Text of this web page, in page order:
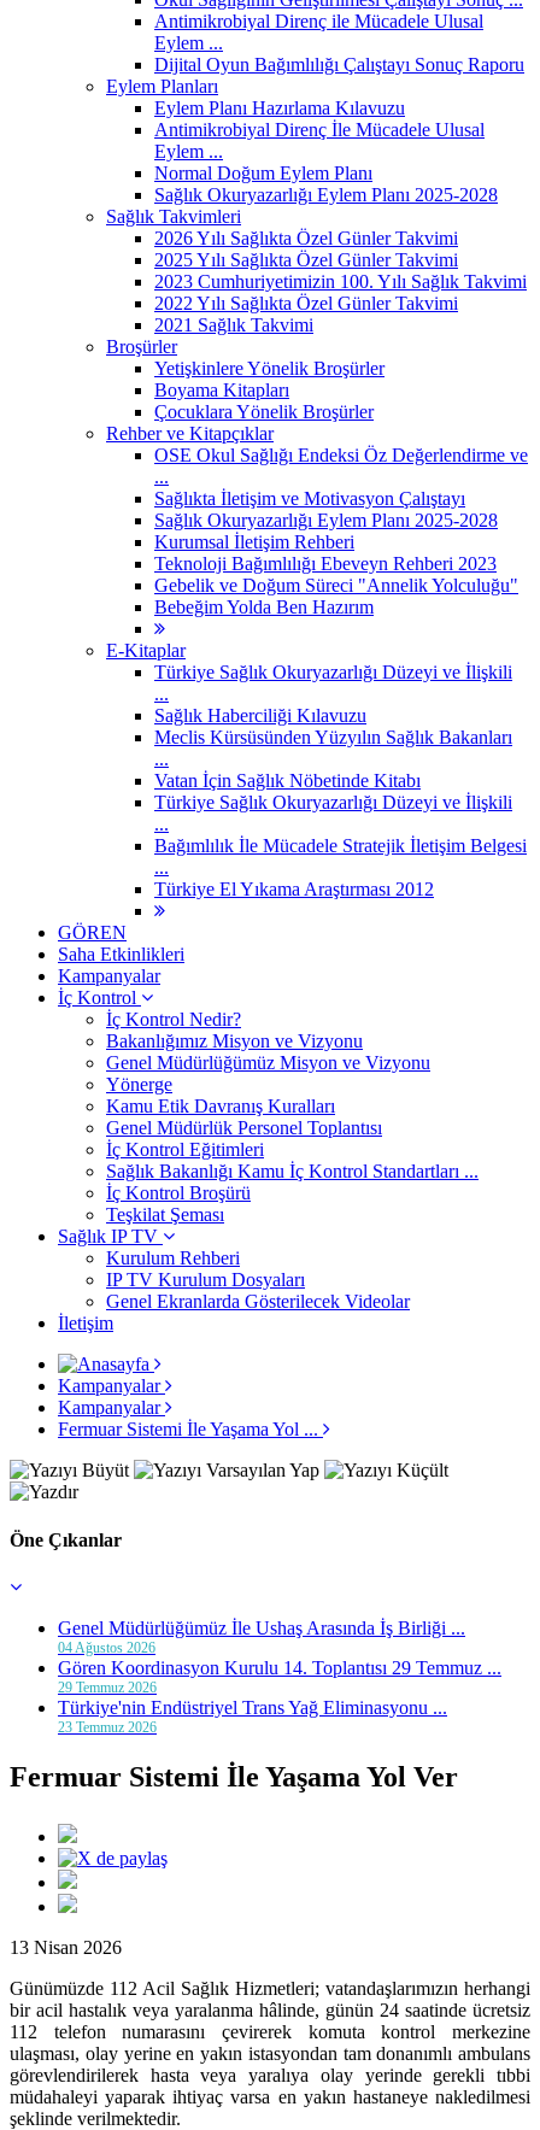
Antimikrobiyal Direnç ile Mücadele Ulusal
Eylem ...
Dijital Oyun Bağımlılığı Çalıştayı Sonuç Raporu
Eylem Planları
Eylem Planı Hazırlama Kılavuzu
Antimikrobiyal Direnç İle Mücadele Ulusal
Eylem ...
Normal Doğum Eylem Planı
Sağlık Okuryazarlığı Eylem Planı 2025-2028
Sağlık Takvimleri
2026 Yılı Sağlıkta Özel Günler Takvimi
2025 Yılı Sağlıkta Özel Günler Takvimi
2023 Cumhuriyetimizin 100. Yılı Sağlık Takvimi
2022 Yılı Sağlıkta Özel Günler Takvimi
2021 Sağlık Takvimi
Broşürler
Yetişkinlere Yönelik Broşürler
Boyama Kitapları
Çocuklara Yönelik Broşürler
Rehber ve Kitapçıklar
OSE Okul Sağlığı Endeksi Öz Değerlendirme ve
...
Sağlıkta İletişim ve Motivasyon Çalıştayı
Sağlık Okuryazarlığı Eylem Planı 2025-2028
Kurumsal İletişim Rehberi
Teknoloji Bağımlılığı Ebeveyn Rehberi 2023
Gebelik ve Doğum Süreci "Annelik Yolculuğu"
Bebeğim Yolda Ben Hazırım
E-Kitaplar
Türkiye Sağlık Okuryazarlığı Düzeyi ve İlişkili
...
Sağlık Haberciliği Kılavuzu
Meclis Kürsüsünden Yüzyılın Sağlık Bakanları
...
Vatan İçin Sağlık Nöbetinde Kitabı
Türkiye Sağlık Okuryazarlığı Düzeyi ve İlişkili
...
Bağımlılık İle Mücadele Stratejik İletişim Belgesi
...
Türkiye El Yıkama Araştırması 2012
GÖREN
Saha Etkinlikleri
Kampanyalar
İç Kontrol
İç Kontrol Nedir?
Bakanlığımız Misyon ve Vizyonu
Genel Müdürlüğümüz Misyon ve Vizyonu
Yönerge
Kamu Etik Davranış Kuralları
Genel Müdürlük Personel Toplantısı
İç Kontrol Eğitimleri
Sağlık Bakanlığı Kamu İç Kontrol Standartları ...
İç Kontrol Broşürü
Teşkilat Şeması
Sağlık IP TV
Kurulum Rehberi
IP TV Kurulum Dosyaları
Genel Ekranlarda Gösterilecek Videolar
İletişim
Kampanyalar
Kampanyalar
Fermuar Sistemi İle Yaşama Yol ...
Öne Çıkanlar
Genel Müdürlüğümüz İle Ushaş Arasında İş Birliği ...
04 Ağustos 2026
Gören Koordinasyon Kurulu 14. Toplantısı 29 Temmuz ...
29 Temmuz 2026
Türkiye'nin Endüstriyel Trans Yağ Eliminasyonu ...
23 Temmuz 2026
Fermuar Sistemi İle Yaşama Yol Ver
13 Nisan 2026
Günümüzde 112 Acil Sağlık Hizmetleri; vatandaşlarımızın herhangi
bir acil hastalık veya yaralanma hâlinde, günün 24 saatinde ücretsiz
112 telefon numarasını çevirerek komuta kontrol merkezine
ulaşması, olay yerine en yakın istasyondan tam donanımlı ambulans
görevlendirilerek hasta veya yaralıya olay yerinde gerekli tıbbi
müdahaleyi yaparak ihtiyaç varsa en yakın hastaneye nakledilmesi
şeklinde verilmektedir.